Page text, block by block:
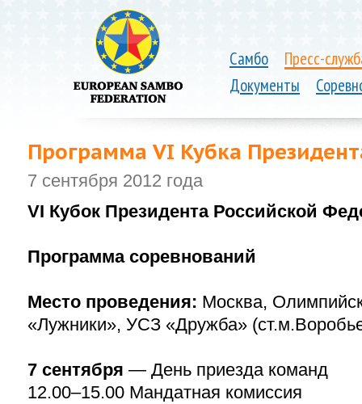
Самбо
Пресс-
Документы
Программа VI Кубка
7 сентября 2012 года
VI Кубок Президента Российской
Программа соревнований
Место проведения: Москва,
«Лужники», УСЗ «Дружба»
7 сентября — День приезда команд
12.00–15.00 Мандатная комиссия